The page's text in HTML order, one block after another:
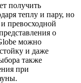
получить
теплу и пару, но
превосходной
о
можно
и даже
также
при